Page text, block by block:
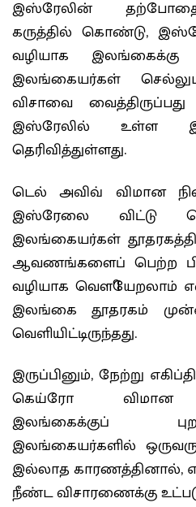
இஸ்ரேலின்
கருத்தில் கொண்டு,
வழியாக இலங்கைக்கு
இலங்கையர்கள்
விசாவை
இஸ்ரேலில் உள்ள
தெரிவித்துள்ளது.
டெல் அவிவ் விமான
இஸ்ரேலை விட்டு
இலங்கையர்கள்
ஆவணங்களைப் பெற்ற
வழியாக வௌியேறலாம்
இலங்கை தூதரகம்
வெளியிட்டிருந்தது.
இருப்பினும், நேற்று
கெய்ரோ விமான
இலங்கைக்குப்
இலங்கையர்களில்
இல்லாத காரணத்தினால்,
நீண்ட விசாரணைக்கு